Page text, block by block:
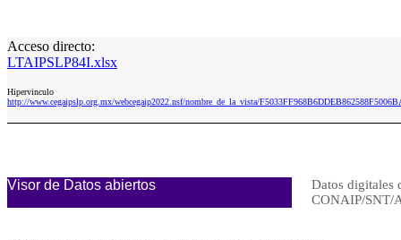
Acceso directo:
LTAIPSLP84I.xlsx
Hipervinculo
http://www.cegaipslp.org.mx/webcegaip2022.nsf/nombre_de_la_vista/
Visor de Datos abiertos
Datos digitales
CONAIP/SNT/